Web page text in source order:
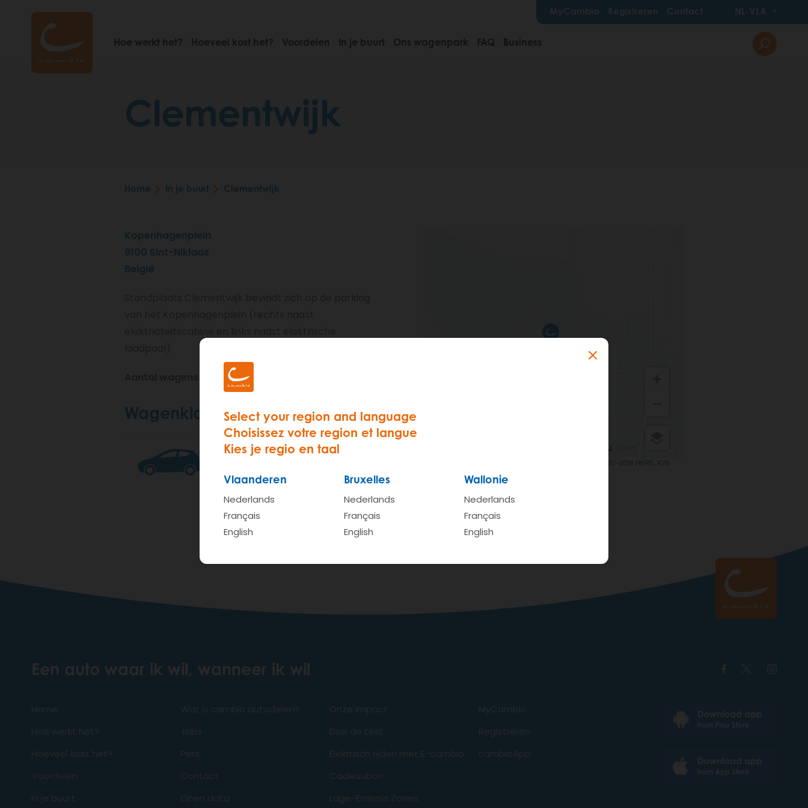
Select your region and language
Choisissez votre region et langue
Kies je regio en taal
Vlaanderen
Nederlands
Français
English
Bruxelles
Nederlands
Français
English
Wallonie
Nederlands
Français
English
MyCambio Registreren Contact NL-VLA
Clementwijk
Home In je buurt Clementwijk
Kopenhagenplein
9100 Sint-Niklaas
België
Aantal wagens op deze standplaats: 1
Wagenklasses
© 1987–2026 HERE, IGN
Bekijken op Google Maps
Een auto waar ik wil, wanneer ik wil
Home
Hoe werkt het?
Hoeveel kost het?
Voordelen
In je buurt
Wat is cambio autodelen?
Jobs
Pers
Contact
Open data
Onze impact
Doe de test
Elektrisch rijden met E-cambio
Cadeaubon
Lage-Emissie Zones
MyCambio
Registreren
cambioApp